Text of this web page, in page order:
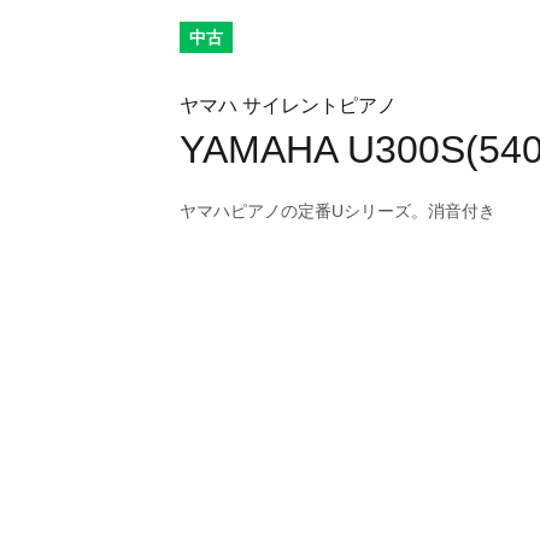
中古
ヤマハ サイレントピアノ
YAMAHA
ヤマハピアノの定番Uシリーズ。消音付き